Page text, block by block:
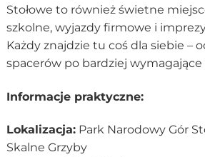
Stołowe to również świetne
szkolne, wyjazdy firmowe i
Każdy znajdzie tu coś dla siebie –
spacerów po bardziej wymagające
Informacje praktyczne:
Lokalizacja:Park Narodowy Gór
Skalne Grzyby